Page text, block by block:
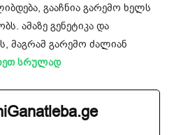
გააჩნია გარემო ხელს
ამაზე გენეტიკა და
მაგრამ გარემო ძალიან
სრულად